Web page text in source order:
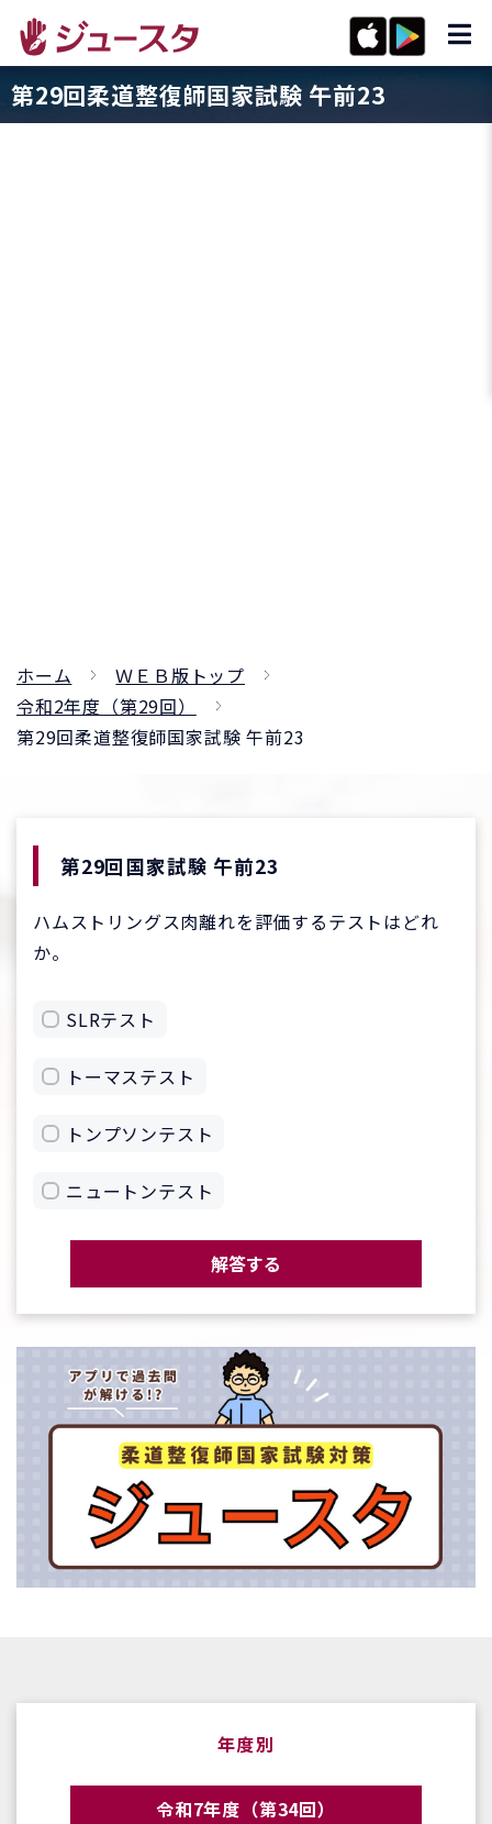
第29回柔道整復師国家試験 午前23
ホーム
ＷＥＢ版トップ
令和2年度（第29回）
第29回柔道整復師国家試験 午前23
第29回国家試験 午前23
ハムストリングス肉離れを評価するテストはどれ
か。
SLRテスト
トーマステスト
トンプソンテスト
ニュートンテスト
解答する
年度別
令和7年度（第34回）